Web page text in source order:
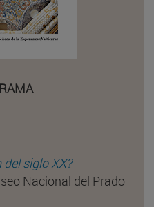
siglo XX?
Nacional del Prado